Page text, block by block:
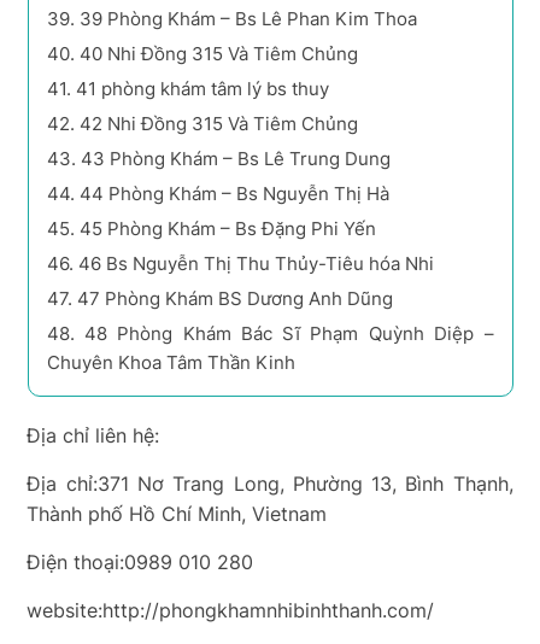
39. 39 Phòng Khám – Bs Lê Phan Kim Thoa
40. 40 Nhi Đồng 315 Và Tiêm Chủng
41. 41 phòng khám tâm lý bs thuy
42. 42 Nhi Đồng 315 Và Tiêm Chủng
43. 43 Phòng Khám – Bs Lê Trung Dung
44. 44 Phòng Khám – Bs Nguyễn Thị Hà
45. 45 Phòng Khám – Bs Đặng Phi Yến
46. 46 Bs Nguyễn Thị Thu Thủy-Tiêu hóa Nhi
47. 47 Phòng Khám BS Dương Anh Dũng
48. 48 Phòng Khám Bác Sĩ Phạm Quỳnh Diệp –
Chuyên Khoa Tâm Thần Kinh
Địa chỉ liên hệ:
Địa chỉ:371 Nơ Trang Long, Phường 13, Bình Thạnh,
Thành phố Hồ Chí Minh, Vietnam
Điện thoại:0989 010 280
website:http://phongkhamnhibinhthanh.com/